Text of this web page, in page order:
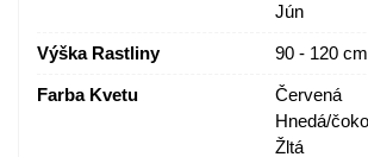
Jún
Výška Rastliny 90 - 120 cm
Farba Kvetu
Červená
Hnedá/
Žltá